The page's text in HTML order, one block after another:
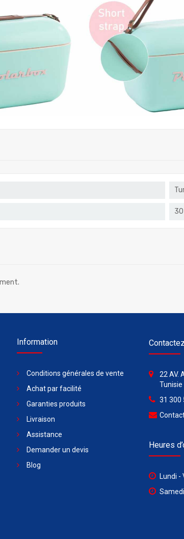
Information
Conditions générales de vente
Achat par facilité
Garanties produits
Livraison
Assistance
Demander un devis
Blog
22 AV.
Tunisie
31 300
Heures
Lundi -
Samedi